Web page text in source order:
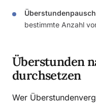
bestimmte Anzahl
Überstunden
durchsetzen
Wer